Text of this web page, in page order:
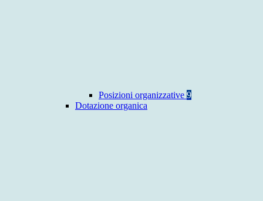
Posizioni organizzative 9
Dotazione organica